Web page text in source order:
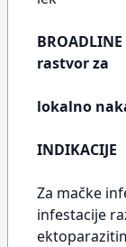
rastvor za
lokalno
INDIKACIJE
Za mačke
infestacije